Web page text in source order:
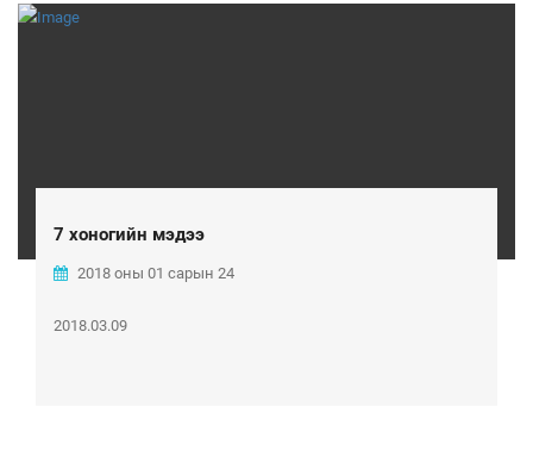
7 хоногийн мэдээ
2018 оны 01 сарын 24
2018.03.09